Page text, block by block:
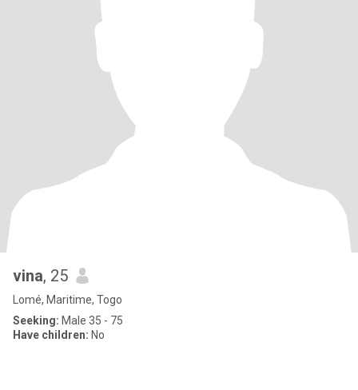
vina, 25
Lomé, Maritime, Togo
Seeking: Male 35 - 75
Have children: No